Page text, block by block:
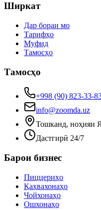
Ширкат
Дар бораи мо
Тарифҳо
Муфид
Тамосҳо
Тамосҳо
+998 (90) 823-33-
info@zoomda.uz
Тошканд, ноҳияи
Дастгирӣ 24/7
Барои бизнес
Пиццериҳо
Қаҳвахонаҳо
Чойхонаҳо
Ошхонаҳо